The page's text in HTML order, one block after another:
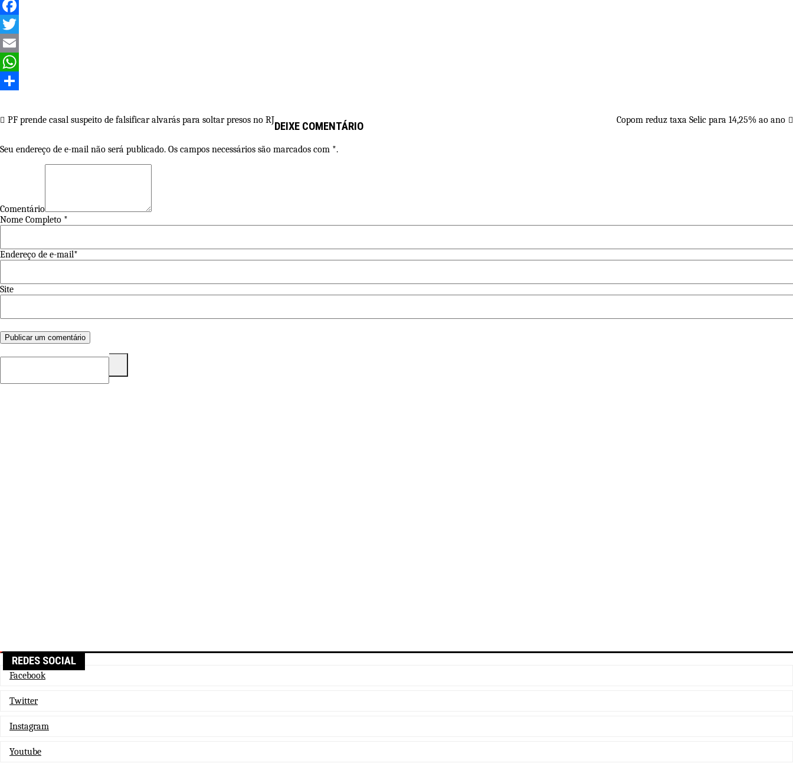
Facebook
Twitter
Email
WhatsApp
Navegação
Post
PF prende casal suspeito de falsificar alvarás para soltar presos no RJ Copom reduz taxa Selic para 14,25% ao ano
DEIXE COMENTÁRIO
Seu endereço de e-mail não será publicado. Os campos necessários são marcados com *.
Comentário
Nome Completo *
Endereço de e-mail*
Site
Pesquisar
REDES SOCIAL
Facebook
Twitter
Instagram
Youtube